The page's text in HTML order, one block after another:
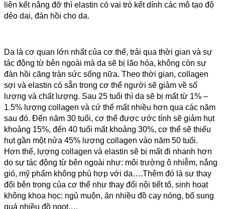
liên kết nâng đỡ thì elastin có vai trò kết dính các mô tạo độ
dẻo dai, đàn hồi cho da.
Da là cơ quan lớn nhất của cơ thể, trải qua thời gian và sự
tác động từ bên ngoài mà da sẽ bị lão hóa, không còn sự
đàn hồi căng tràn sức sống nữa. Theo thời gian, collagen
sợi và elastin có sẵn trong cơ thể người sẽ giảm về số
lượng và chất lượng. Sau 25 tuổi thì da sẽ bị mất từ 1% –
1.5% lượng collagen và cứ thế mất nhiều hơn qua các năm
sau đó. Đến năm 30 tuổi, cơ thể được ước tính sẽ giảm hụt
khoảng 15%, đến 40 tuổi mất khoảng 30%, cơ thể sẽ thiếu
hụt gần một nửa 45% lượng collagen vào năm 50 tuổi.
Hơn thế, lượng collagen và elastin sẽ bị mất đi nhanh hơn
do sự tác động từ bên ngoài như: môi trường ô nhiễm, nắng
gió, mỹ phẩm không phù hợp với da….Thêm đó là sự thay
đổi bên trong của cơ thể như thay đổi nội tiết tố, sinh hoạt
không khoa học: ngủ muộn, ăn nhiều đồ cay nóng, bổ sung
quá nhiều đồ ngọt,…